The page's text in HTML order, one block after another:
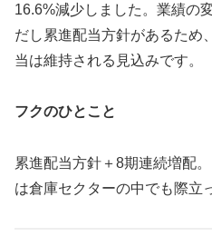
16.6%減少しました。業績の
だし累進配当方針があるため
当は維持される見込みです。
フクのひとこと
累進配当方針＋8期連続増配
は倉庫セクターの中でも際立